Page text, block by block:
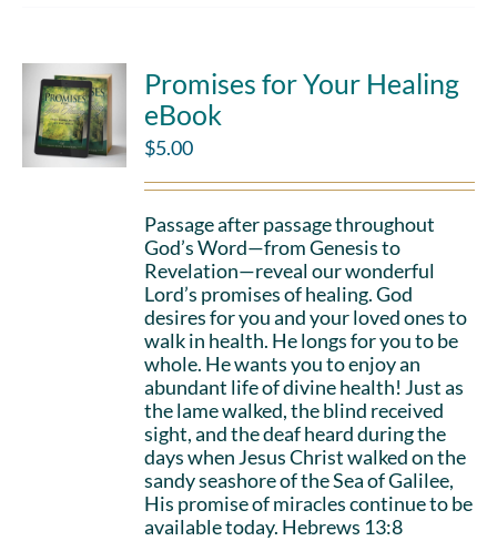
Promises for Your Healing
eBook
$5.00
Passage after passage throughout
God’s Word—from Genesis to
Revelation—reveal our wonderful
Lord’s promises of healing. God
desires for you and your loved ones to
walk in health. He longs for you to be
whole. He wants you to enjoy an
abundant life of divine health! Just as
the lame walked, the blind received
sight, and the deaf heard during the
days when Jesus Christ walked on the
sandy seashore of the Sea of Galilee,
His promise of miracles continue to be
available today. Hebrews 13:8